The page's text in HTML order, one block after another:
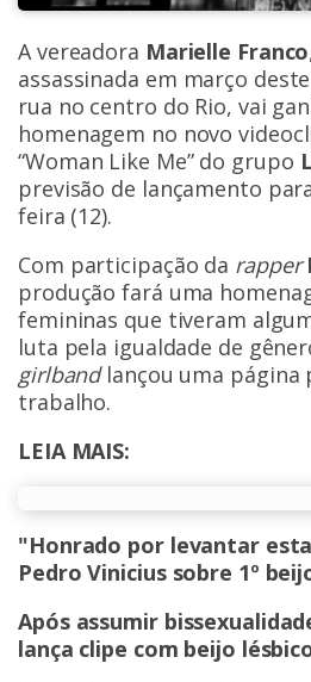
A vereadora Marielle Franco
assassinada em março
rua no centro do Rio, vai
homenagem no novo
“Woman Like Me” do grupo
previsão de lançamento
feira (12).
Com participação da rapper
produção fará uma
femininas que tiveram
luta pela igualdade de
girlbandlançou uma página
trabalho.
LEIA MAIS:
"Honrado por levantar
Pedro Vinicius sobre 1º
Após assumir
lança clipe com beijo